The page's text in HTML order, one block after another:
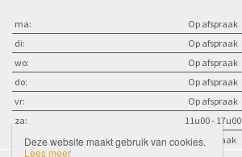
ma:
Op afspraak
di:
Op afspraak
wo:
Op afspraak
do:
Op afspraak
vr:
Op afspraak
za:
11u00 - 17u00
zo:
op afspraak
Deze website maakt gebruik van cookies.
Lees meer